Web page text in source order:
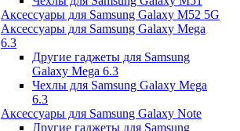
Аксессуары для Samsung Galaxy M52 5G
Аксессуары для Samsung Galaxy Mega
6.3
Другие гаджеты для Samsung
Galaxy Mega 6.3
Чехлы для Samsung Galaxy Mega
6.3
Аксессуары для Samsung Galaxy Note
Другие гаджеты для Samsung